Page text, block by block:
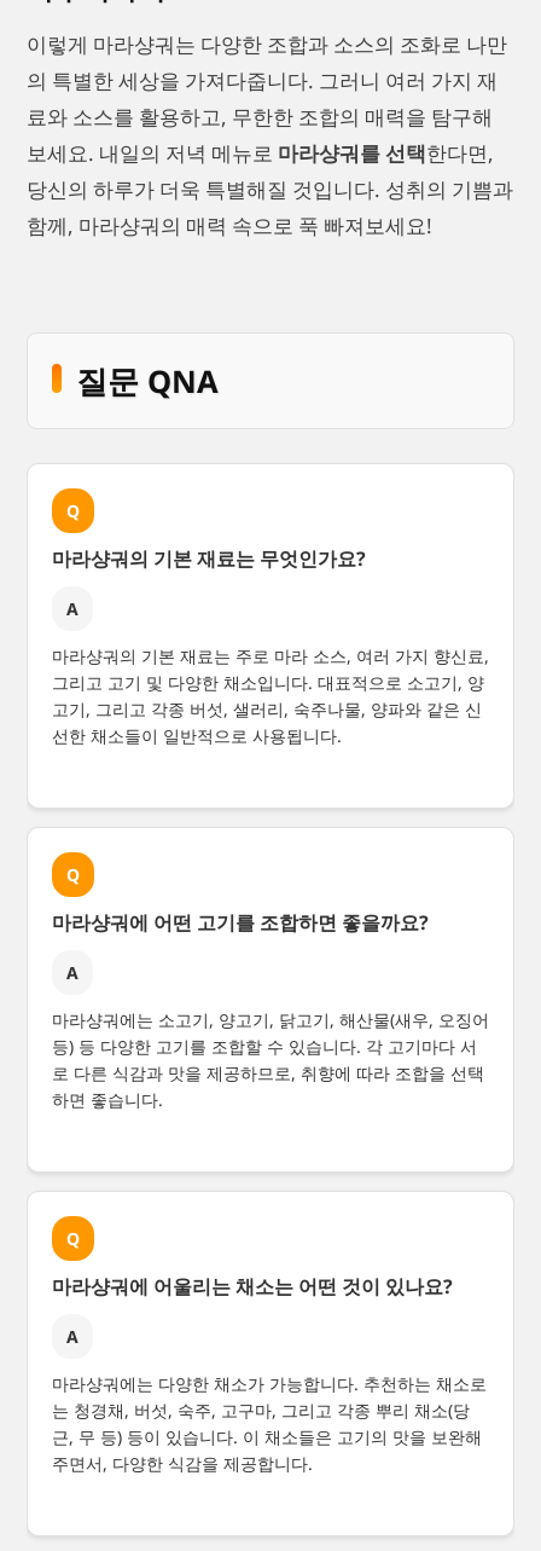
이렇게 마라샹궈는 다양한 조합과 소스의 조화로 나만
의 특별한 세상을 가져다줍니다. 그러니 여러 가지 재
료와 소스를 활용하고, 무한한 조합의 매력을 탐구해
보세요. 내일의 저녁 메뉴로 마라샹궈를 선택한다면,
당신의 하루가 더욱 특별해질 것입니다. 성취의 기쁨과
함께, 마라샹궈의 매력 속으로 푹 빠져보세요!
질문 QNA
Q
마라샹궈의 기본 재료는 무엇인가요?
A
마라샹궈의 기본 재료는 주로 마라 소스, 여러 가지 향신료,
그리고 고기 및 다양한 채소입니다. 대표적으로 소고기, 양
고기, 그리고 각종 버섯, 샐러리, 숙주나물, 양파와 같은 신
선한 채소들이 일반적으로 사용됩니다.
Q
마라샹궈에 어떤 고기를 조합하면 좋을까요?
A
마라샹궈에는 소고기, 양고기, 닭고기, 해산물(새우, 오징어
등) 등 다양한 고기를 조합할 수 있습니다. 각 고기마다 서
로 다른 식감과 맛을 제공하므로, 취향에 따라 조합을 선택
하면 좋습니다.
Q
마라샹궈에 어울리는 채소는 어떤 것이 있나요?
A
마라샹궈에는 다양한 채소가 가능합니다. 추천하는 채소로
는 청경채, 버섯, 숙주, 고구마, 그리고 각종 뿌리 채소(당
근, 무 등) 등이 있습니다. 이 채소들은 고기의 맛을 보완해
주면서, 다양한 식감을 제공합니다.